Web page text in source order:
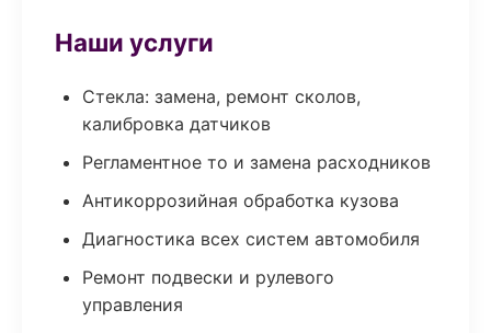
Наши услуги
Стекла: замена, ремонт сколов,
калибровка датчиков
Регламентное то и замена расходников
Антикоррозийная обработка кузова
Диагностика всех систем автомобиля
Ремонт подвески и рулевого
управления